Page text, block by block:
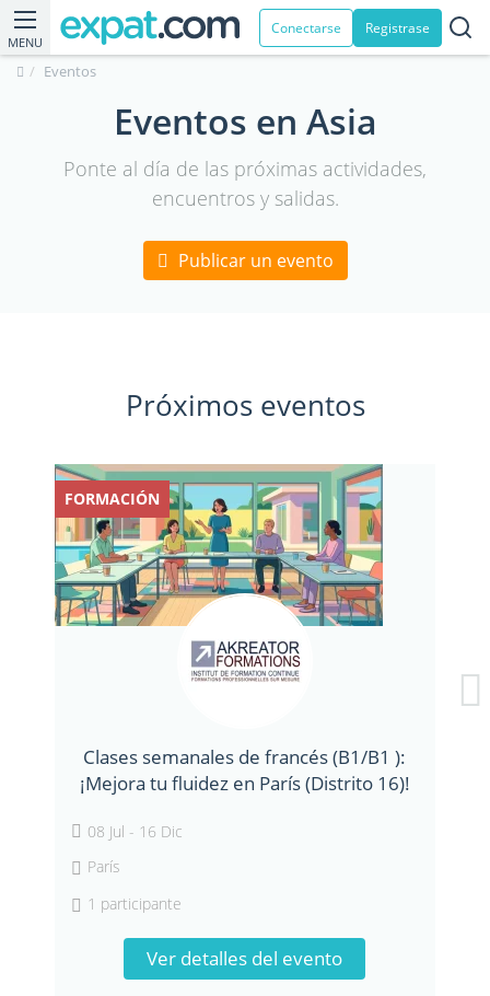
MENU
Conectarse Registrase
Eventos
Eventos en Asia
Ponte al día de las próximas actividades,
encuentros y salidas.
Publicar un evento
Próximos eventos
FORMACIÓN
Clases semanales de francés (B1/B1 ):
¡Mejora tu fluidez en París (Distrito 16)!
08 Jul - 16 Dic
París
1 participante
Ver detalles del evento